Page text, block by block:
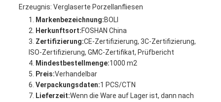
Erzeugnis: Verglaserte Porzellanfliesen
Markenbezeichnung:BOLI
Herkunftsort:FOSHAN China
Zertifizierung:CE-Zertifizierung, 3C-Zertifizierung,
ISO-Zertifizierung, GMC-Zertifikat, Prüfbericht
Mindestbestellmenge:1000 m2
Preis:Verhandelbar
Verpackungsdaten:1 PCS/CTN
Lieferzeit:Wenn die Ware auf Lager ist, dann nach